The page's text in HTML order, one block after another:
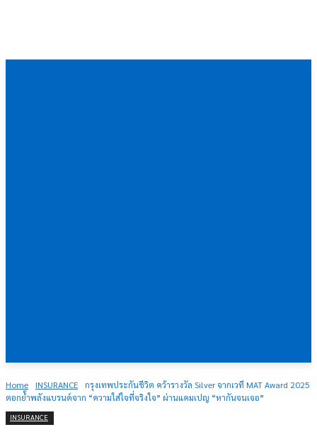
Home INSURANCE
กรุงเทพประกันชีวิต คว้ารางวัล Silver จากเวที MAT Award 2025
ตอกย้ำพลังแบรนด์จาก “ความใส่ใจที่จริงใจ” ผ่านแคมเปญ “หากันจนเจอ”
INSURANCE